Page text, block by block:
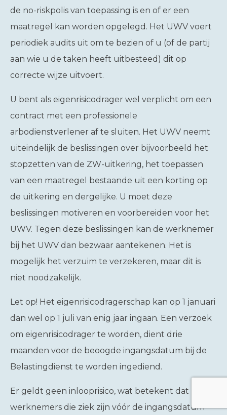
de no-riskpolis van toepassing is en of er een
maatregel kan worden opgelegd. Het UWV voert
periodiek audits uit om te bezien of u (of de partij
aan wie u de taken heeft uitbesteed) dit op
correcte wijze uitvoert.
U bent als eigenrisicodrager wel verplicht om een
contract met een professionele
arbodienstverlener af te sluiten. Het UWV neemt
uiteindelijk de beslissingen over bijvoorbeeld het
stopzetten van de ZW-uitkering, het toepassen
van een maatregel bestaande uit een korting op
de uitkering en dergelijke. U moet deze
beslissingen motiveren en voorbereiden voor het
UWV. Tegen deze beslissingen kan de werknemer
bij het UWV dan bezwaar aantekenen. Het is
mogelijk het verzuim te verzekeren, maar dit is
niet noodzakelijk.
Let op! Het eigenrisicodragerschap kan op 1 januari
dan wel op 1 juli van enig jaar ingaan. Een verzoek
om eigenrisicodrager te worden, dient drie
maanden voor de beoogde ingangsdatum bij de
Belastingdienst te worden ingediend.
Er geldt geen inlooprisico, wat betekent dat
werknemers die ziek zijn vóór de ingangsdatum